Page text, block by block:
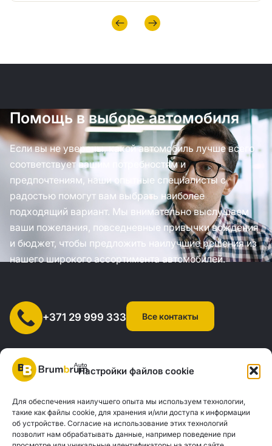
Настройки файлов cookie
Для обеспечения наилучшего опыта мы используем технологии,
такие как файлы cookie, для хранения и/или доступа к информации
об устройстве. Согласие на использование этих технологий
позволит нам обрабатывать данные, например поведение при
Помощь в выборе автомобиля
Если вы не уверены, какой автомобиль лучше всего
соответствует вашим потребностям и
предпочтениям, наши опытные специалисты с
радостью помогут вам выбрать наиболее
подходящий вариант. Мы внимательно выслушаем
ваши пожелания, повседневные привычки вождения
и бюджет, чтобы предложить наилучшие решения из
нашего широкого ассортимента автомобилей.
+371 29 999 333 Все контакты
SIA "AUTOCLICK", рег. № 40203371960, адрес: ул. Мазюмправас
77, Рига, LV-1063 |20260160